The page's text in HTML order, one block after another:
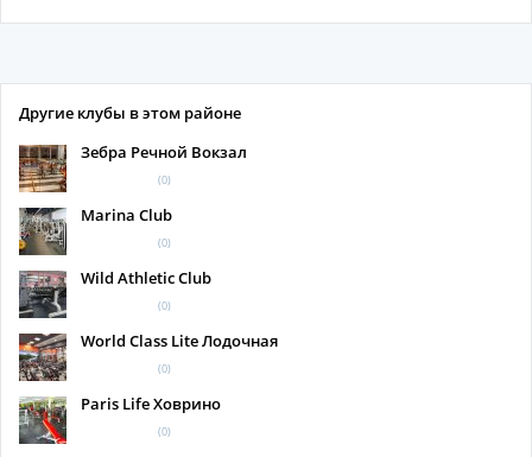
Другие клубы в этом районе
Зебра Речной Вокзал
(0)
Marina Club
(0)
Wild Athletic Club
(0)
World Class Lite Лодочная
(0)
Paris Life Ховрино
(0)